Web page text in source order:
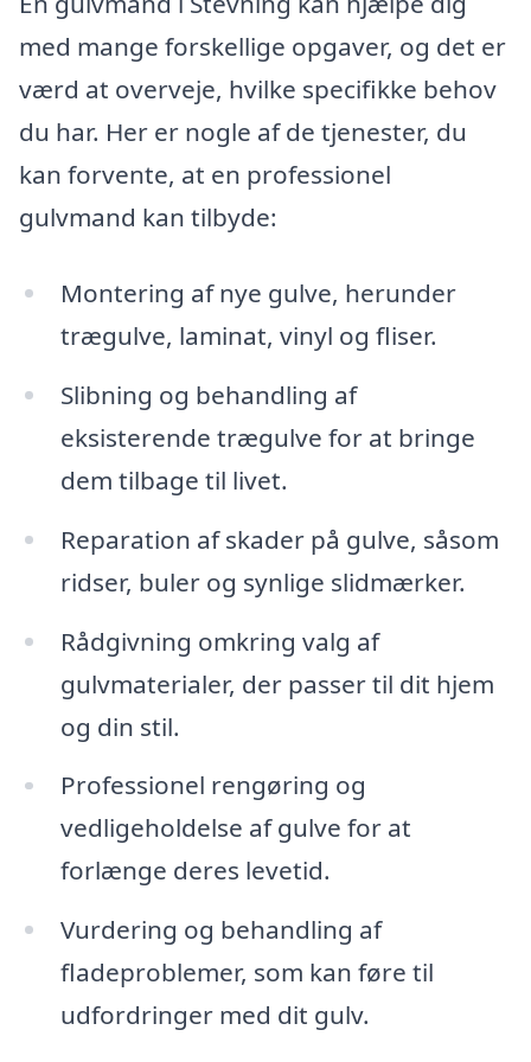
med mange forskellige opgaver, og det er
værd at overveje, hvilke specifikke behov
du har. Her er nogle af de tjenester, du
kan forvente, at en professionel
gulvmand kan tilbyde:
Montering af nye gulve, herunder
trægulve, laminat, vinyl og fliser.
Slibning og behandling af
eksisterende trægulve for at bringe
dem tilbage til livet.
Reparation af skader på gulve, såsom
ridser, buler og synlige slidmærker.
Rådgivning omkring valg af
gulvmaterialer, der passer til dit hjem
og din stil.
Professionel rengøring og
vedligeholdelse af gulve for at
forlænge deres levetid.
Vurdering og behandling af
fladeproblemer, som kan føre til
udfordringer med dit gulv.